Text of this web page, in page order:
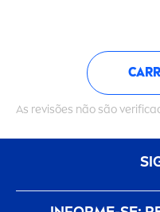
As revisões não são